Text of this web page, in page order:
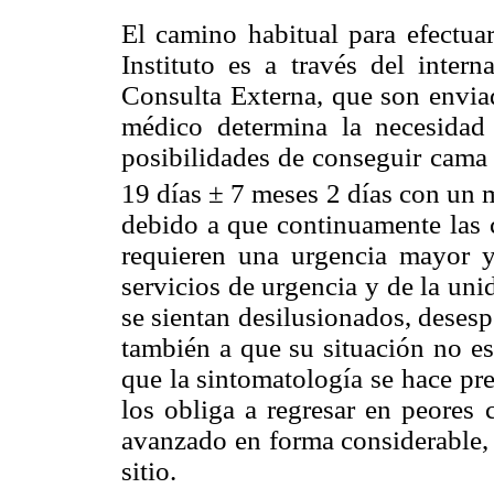
El camino habitual para
Instituto es a través del
Consulta Externa, que son
médico determina la
posibilidades de conseguir
19 días ± 7 meses 2 días con
debido a que continuamente las
requieren una urgencia mayor
servicios de urgencia y de la
se sientan desilusionados,
también a que su situación no
que la sintomatología se hace
los obliga a regresar en peores
avanzado en forma
sitio.